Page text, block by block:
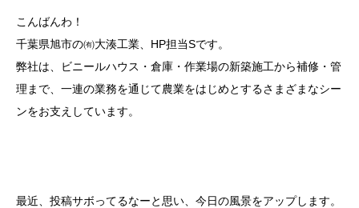
こんばんわ！
千葉県旭市の㈲大湊工業、HP担当Sです。
弊社は、ビニールハウス・倉庫・作業場の新築施工から補修・管
理まで、一連の業務を通じて農業をはじめとするさまざまなシー
ンをお支えしています。
最近、投稿サボってるなーと思い、今日の風景をアップします。